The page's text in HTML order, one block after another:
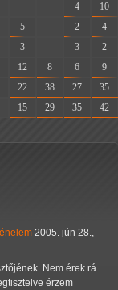
4
10
5 2
4
3 3
2
12 8 6
9
22 38 27
35
15 29 35 42
2005. jún 28.,
Nem érek rá
érzem